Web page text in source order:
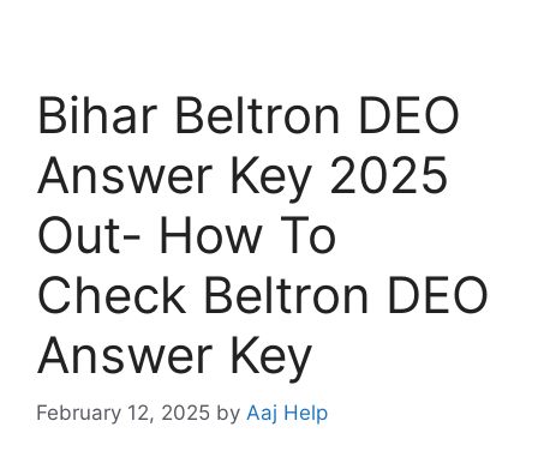
Bihar Beltron DEO
Answer Key 2025
Out- How To
Check Beltron DEO
Answer Key
February 12, 2025 by Aaj Help